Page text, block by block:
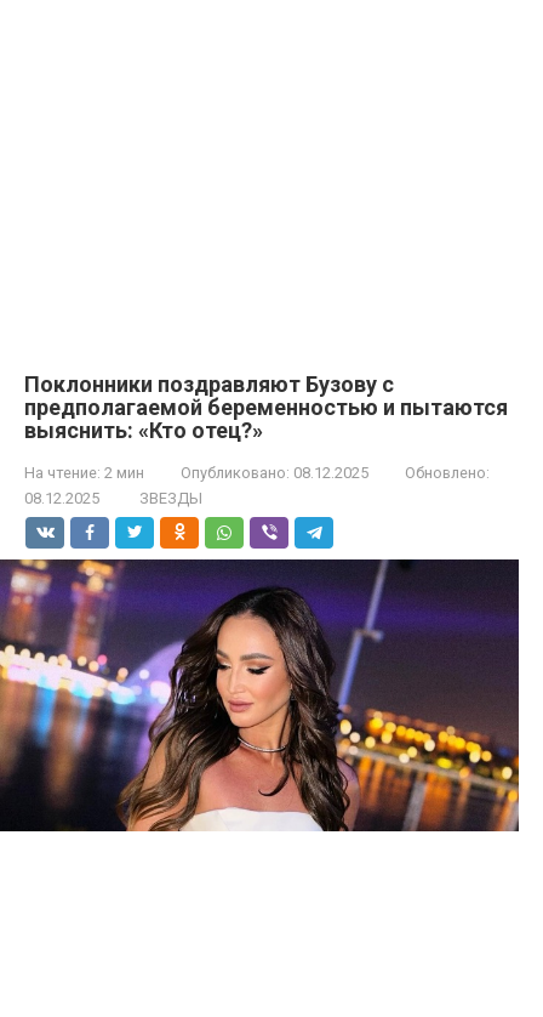
Поклонники поздравляют Бузову с
предполагаемой беременностью и пытаются
выяснить: «Кто отец?»
На чтение: 2 мин Опубликовано: 08.12.2025
Обновлено:
08.12.2025
ЗВЕЗДЫ